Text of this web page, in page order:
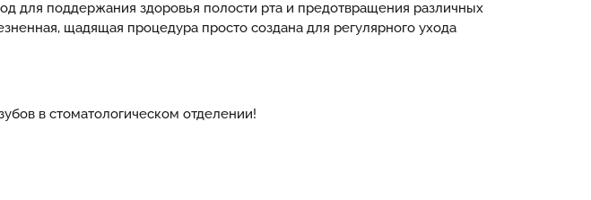
для поддержания здоровья полости рта и предотвращения различных
щадящая процедура просто создана для регулярного ухода
в стоматологическом отделении!